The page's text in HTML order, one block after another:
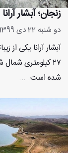
زنجان؛ آبشار آرانا
دو شنبه 22 دی 1399 - 12:37:10
آبشار آرانا یکی از
۲۷ کیلومتری
شده است. ...